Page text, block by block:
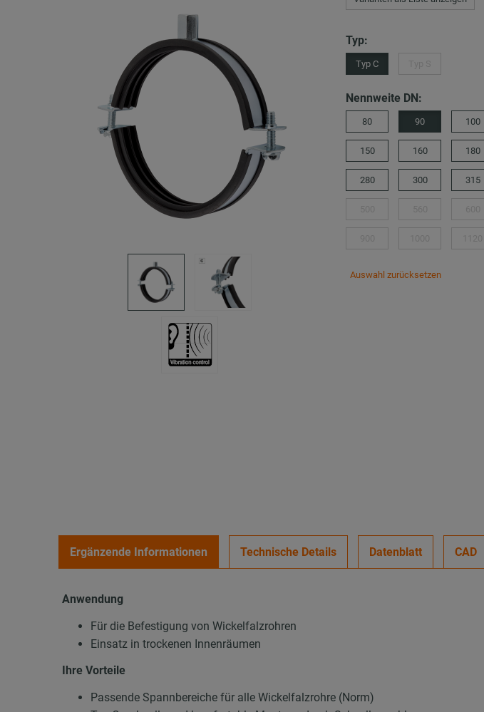
Typ:
Typ C
Nennweite DN:
80 90 100
150 160 180
280 300 315
Auswahl zurücksetzen
Ergänzende Informationen Technische Details Datenblatt CAD
Anwendung
Für die Befestigung von Wickelfalzrohren
Einsatz in trockenen Innenräumen
Ihre Vorteile
Passende Spannbereiche für alle Wickelfalzrohre (Norm)